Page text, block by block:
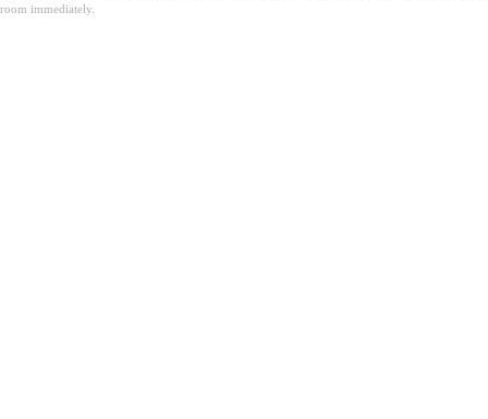
room immediately.